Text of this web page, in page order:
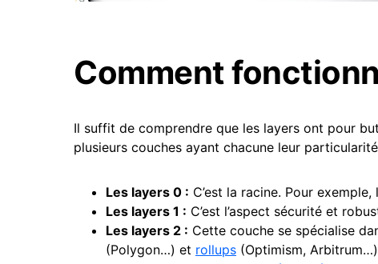
Comment
Il suffit de comprendre que les layers ont pour
plusieurs couches ayant chacune leur
Les layers 0 : C’est la racine. Pour
Les layers 1 : C’est l’aspect sécurité et
Les layers 2 : Cette couche se spécialise
(Polygon…) et rollups (Optimism, Arbitrum…)